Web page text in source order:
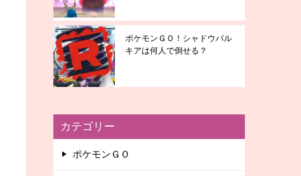
ポケモンＧＯ！シャドウパル
キアは何人で倒せる？
カテゴリー
ポケモンＧＯ